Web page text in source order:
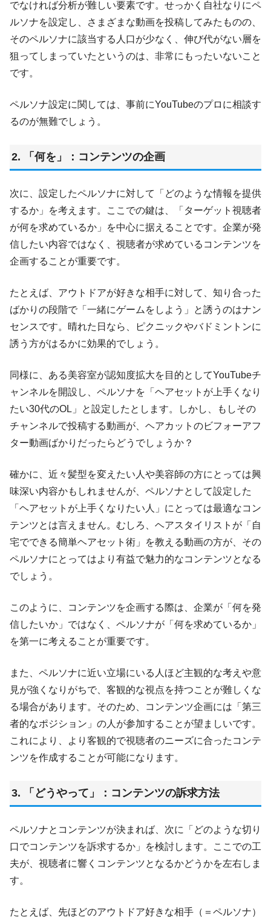
でなければ分析が難しい要素です。せっかく自社なりにペ
ルソナを設定し、さまざまな動画を投稿してみたものの、
そのペルソナに該当する人口が少なく、伸び代がない層を
狙ってしまっていたというのは、非常にもったいないこと
です。
ペルソナ設定に関しては、事前にYouTubeのプロに相談す
るのが無難でしょう。
2. 「何を」：コンテンツの企画
次に、設定したペルソナに対して「どのような情報を提供
するか」を考えます。ここでの鍵は、「ターゲット視聴者
が何を求めているか」を中心に据えることです。企業が発
信したい内容ではなく、視聴者が求めているコンテンツを
企画することが重要です。
たとえば、アウトドアが好きな相手に対して、知り合った
ばかりの段階で「一緒にゲームをしよう」と誘うのはナン
センスです。晴れた日なら、ピクニックやバドミントンに
誘う方がはるかに効果的でしょう。
同様に、ある美容室が認知度拡大を目的としてYouTubeチ
ャンネルを開設し、ペルソナを「ヘアセットが上手くなり
たい30代のOL」と設定したとします。しかし、もしその
チャンネルで投稿する動画が、ヘアカットのビフォーアフ
ター動画ばかりだったらどうでしょうか？
確かに、近々髪型を変えたい人や美容師の方にとっては興
味深い内容かもしれませんが、ペルソナとして設定した
「ヘアセットが上手くなりたい人」にとっては最適なコン
テンツとは言えません。むしろ、ヘアスタイリストが「自
宅でできる簡単ヘアセット術」を教える動画の方が、その
ペルソナにとってはより有益で魅力的なコンテンツとなる
でしょう。
このように、コンテンツを企画する際は、企業が「何を発
信したいか」ではなく、ペルソナが「何を求めているか」
を第一に考えることが重要です。
また、ペルソナに近い立場にいる人ほど主観的な考えや意
見が強くなりがちで、客観的な視点を持つことが難しくな
る場合があります。そのため、コンテンツ企画には「第三
者的なポジション」の人が参加することが望ましいです。
これにより、より客観的で視聴者のニーズに合ったコンテ
ンツを作成することが可能になります。
3. 「どうやって」：コンテンツの訴求方法
ペルソナとコンテンツが決まれば、次に「どのような切り
口でコンテンツを訴求するか」を検討します。ここでの工
夫が、視聴者に響くコンテンツとなるかどうかを左右しま
す。
たとえば、先ほどのアウトドア好きな相手（＝ペルソナ）